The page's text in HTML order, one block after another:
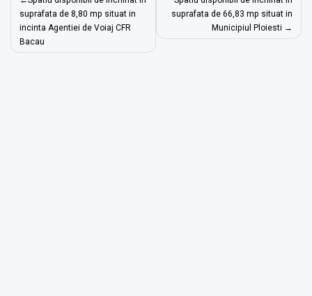
în
articole
suprafata de 8,80 mp situat in
incinta Agentiei de Voiaj CFR
Bacau
suprafata de 66,83 mp situat in
Municipiul Ploiesti